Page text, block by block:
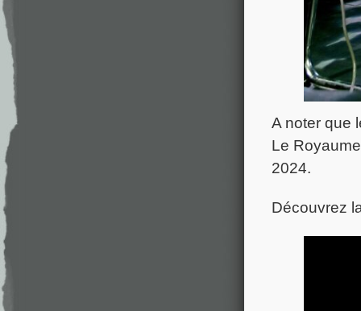
A noter que
Le
2024.
Découvrez